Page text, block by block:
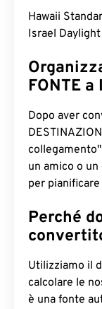
Hawaii
Israel Daylight
FONTE a
Dopo aver
un amico o
per
Perché
Utilizziamo il
calcolare le
è una fonte